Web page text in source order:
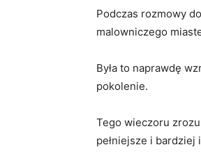
Podczas rozmowy
malowniczego
Była to⁣ naprawdę
pokolenie.
Tego wieczoru
pełniejsze i ⁣bardziej